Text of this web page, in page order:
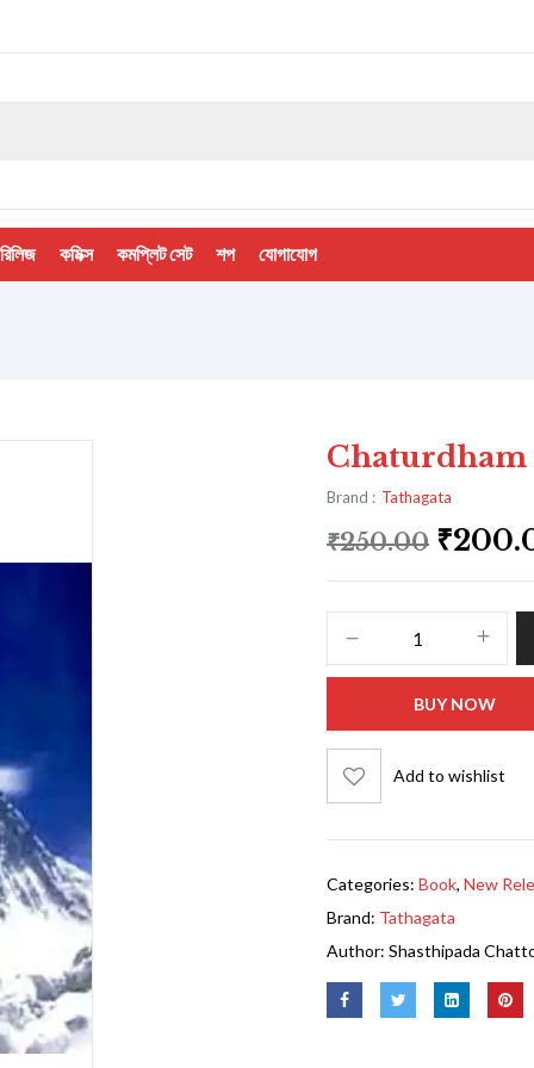
কমিক্স কমপ্লিট সেট শপ যোগাযোগ
Chaturdham O
Brand : Tathagata
₹250.00 ₹
BUY NOW
Add to wishlist
Categories: Book, New
Brand: Tathagata
Author: Shasthipada